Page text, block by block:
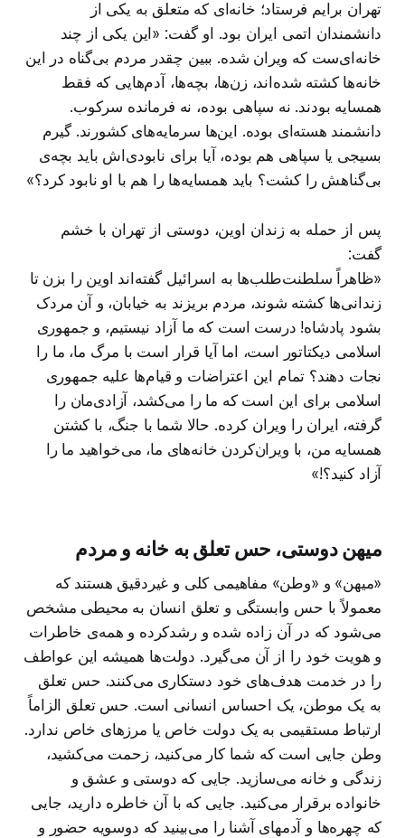
تهران برایم فرستاد؛ خانه‌ای که متعلق به یکی از
دانشمندان اتمی ایران بود. او گفت: «این یکی از چند
خانه‌ای‌ست که ویران شده. ببین چقدر مردم بی‌گناه در این
خانه‌ها کشته شده‌اند، زن‌ها، بچه‌ها، آدم‌هایی که فقط
همسایه بودند. نه سپاهی بوده، نه فرمانده سرکوب.
دانشمند هسته‌ای بوده. این‌ها سرمایه‌های کشورند. گیرم
بسیجی یا سپاهی هم بوده، آیا برای نابودی‌اش باید بچه‌ی
بی‌گناهش را کشت؟ باید همسایه‌ها را هم با او نابود کرد؟»
پس از حمله به زندان اوین، دوستی از تهران با خشم
گفت:
«ظاهراً سلطنت‌طلب‌ها به اسرائیل گفته‌اند اوین را بزن تا
زندانی‌ها کشته شوند، مردم بریزند به خیابان، و آن مردک
بشود پادشاه! درست است که ما آزاد نیستیم، و جمهوری
اسلامی دیکتاتور است، اما آیا قرار است با مرگ ما، ما را
نجات دهند؟ تمام این اعتراضات و قیام‌ها علیه جمهوری
اسلامی برای این است که ما را می‌کشد، آزادی‌مان را
گرفته، ایران را ویران کرده. حالا شما با جنگ، با کشتن
همسایه من، با ویران‌کردن خانه‌های ما، می‌خواهید ما را
آزاد کنید؟!»
میهن دوستی، حس تعلق به خانه و مردم
«میهن» و «وطن» مفاهیمی کلی و غیردقیق هستند که
معمولاً با حس وابستگی و تعلق انسان به محیطی مشخص
می‌شود که در آن زاده شده و رشدکرده و همه‌ی خاطرات
و هویت خود را از آن می‌گیرد. دولت‌ها همیشه این عواطف
را در خدمت هدف‌های خود دستکاری می‌کنند. حس تعلق
به یک موطن، یک احساس انسانی است. حس تعلق الزاماً
ارتباط مستقیمی به یک دولت خاص یا مرزهای خاص ندارد.
وطن جایی است که شما کار می‌کنید، زحمت می‌کشید،
زندگی و خانه می‌سازید. جایی که دوستی و عشق و
خانواده برقرار می‌کنید. جایی که با آن خاطره دارید، جایی
که چهره‌ها و آدمهای آشنا را می‌بینید که دوسویه حضور و